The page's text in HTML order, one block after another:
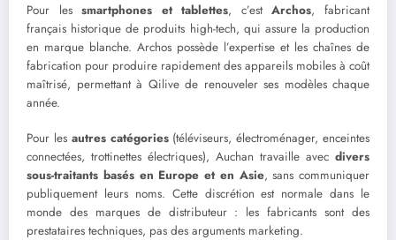
Pour lessmartphones et tablettes, c’estArchos, fabricant
français historique de produits high-tech, qui assure la production
en marque blanche. Archos possède l’expertise et les chaînes de
fabrication pour produire rapidement des appareils mobiles à coût
maîtrisé, permettant à Qilive de renouveler ses modèles chaque
année.
Pour les autres catégories(téléviseurs, électroménager, enceintes
connectées, trottinettes électriques), Auchan travaille avec divers
sous-traitants basés en Europe et en Asie, sans communiquer
publiquement leurs noms. Cette discrétion est normale dans le
monde des marques de distributeur : les fabricants sont des
prestataires techniques, pas des arguments marketing.